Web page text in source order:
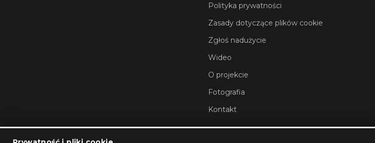
Polityka prywatności
Zasady dotyczące plików cookie
Zgłoś nadużycie
Wideo
O projekcie
Fotografia
Kontakt